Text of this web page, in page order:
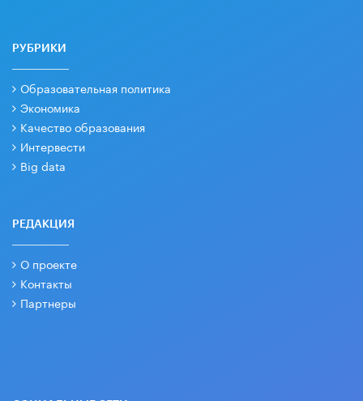
РУБРИКИ
Образовательная политика
Экономика
Качество образования
Интервести
Big data
РЕДАКЦИЯ
О проекте
Контакты
Партнеры